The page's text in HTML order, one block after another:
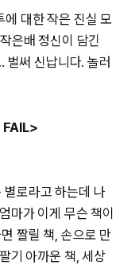
에 대한 작은 진실 모
은배 정신이 담긴
벌써 신납니다. 놀러
별로라고 하는데 나
마가 이게 무슨 책이
짤릴 책, 손으로 만
기 아까운 책, 세상